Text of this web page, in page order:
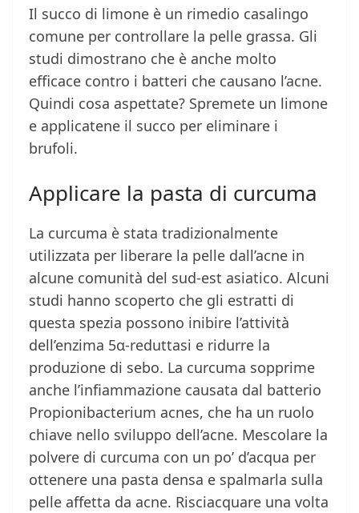
Il succo di limone è un rimedio casalingo
comune per controllare la pelle grassa. Gli
studi dimostrano che è anche molto
efficace contro i batteri che causano l’acne.
Quindi cosa aspettate? Spremete un limone
e applicatene il succo per eliminare i
brufoli.
Applicare la pasta di curcuma
La curcuma è stata tradizionalmente
utilizzata per liberare la pelle dall’acne in
alcune comunità del sud-est asiatico. Alcuni
studi hanno scoperto che gli estratti di
questa spezia possono inibire l’attività
dell’enzima 5α-reduttasi e ridurre la
produzione di sebo. La curcuma sopprime
anche l’infiammazione causata dal batterio
Propionibacterium acnes, che ha un ruolo
chiave nello sviluppo dell’acne. Mescolare la
polvere di curcuma con un po’ d’acqua per
ottenere una pasta densa e spalmarla sulla
pelle affetta da acne. Risciacquare una volta